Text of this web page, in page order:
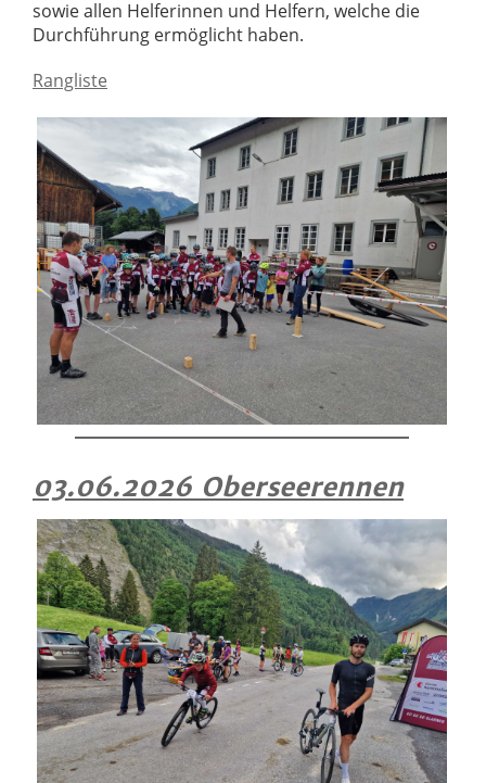
sowie allen Helferinnen und Helfern, welche die
Durchführung ermöglicht haben.
Rangliste
03.06.2026 Oberseerennen